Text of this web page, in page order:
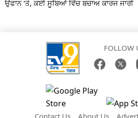
ਉਫਾਨ 'ਤੇ, ਕਈ ਸੂਬਿਆਂ ਵਿੱਚ ਬਚਾਅ ਕਾਰਜ ਜਾਰੀ
FOLLOW